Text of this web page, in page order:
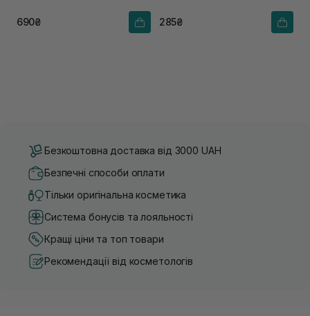
690₴ 285₴
Безкоштовна доставка від 3000 UAH
Безпечні способи оплати
Тільки оригінальна косметика
Система бонусів та лояльності
Кращі ціни та топ товари
Рекомендації від косметологів